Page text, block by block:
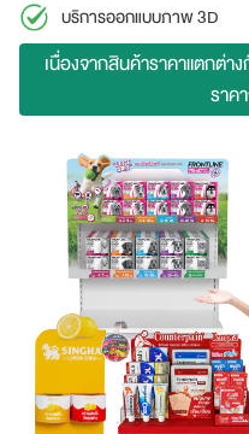
บริการออกแบบภาพ 3D
เนื่องจากสินค้าราคาแตกต่า
ราค